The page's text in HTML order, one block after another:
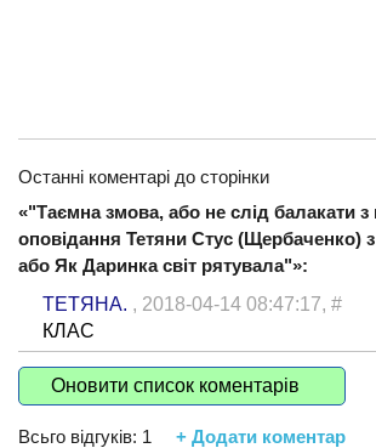
Останні коментарі до сторінки
«"Таємна змова, або не слід балакати
оповідання Тетяни Стус (Щербаченко)
або Як Даринка світ рятувала"»:
ТЕТЯНА. , 2018-04-14 08:47:17, #
КЛАС
Оновити список коментарів
Всьго відгуків: 1 + Додати коментар